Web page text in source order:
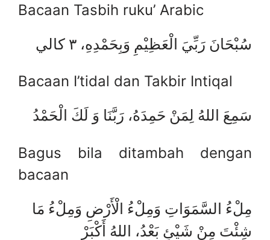
Bacaan Tasbih ruku’ Arabic
سُبْحَانَ رَبِّيَ الْعَظِيْمِ وَبِحَمْدِهِ، ٣ كالي
Bacaan I’tidal dan Takbir Intiqal
سَمِعَ اللهُ لِمَنْ حَمِدَهُ، رَبَّنَا وَ لَكَ الْحَمْدُ
Bagus bila ditambah dengan
bacaan
مِلْءُ السَّمَوَاتِ وَمِلْءُ الْأَرْضِ وَمِلْءُ مَا
شِئْتَ مِنْ شَيْئٍ بَعْدُ، اللهُ أَكْبَرْ